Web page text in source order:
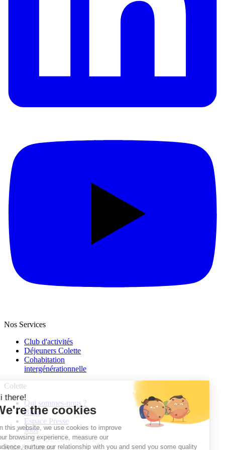
Nos Services
Club d'activités
Déjeuners Colette
Cohabitation
intergénération­nelle
Colette
Qui sommes-nous ?
Blog
Espace Presse
Jobs
Aide & Contact